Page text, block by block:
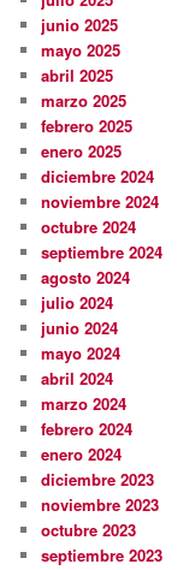
junio 2025
mayo 2025
abril 2025
marzo 2025
febrero 2025
enero 2025
diciembre 2024
noviembre 2024
octubre 2024
septiembre 2024
agosto 2024
julio 2024
junio 2024
mayo 2024
abril 2024
marzo 2024
febrero 2024
enero 2024
diciembre 2023
noviembre 2023
octubre 2023
septiembre 2023